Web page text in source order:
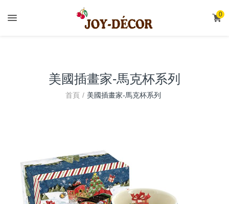
0
美國插畫家-馬克杯系列
首頁 美國插畫家-馬克杯系列